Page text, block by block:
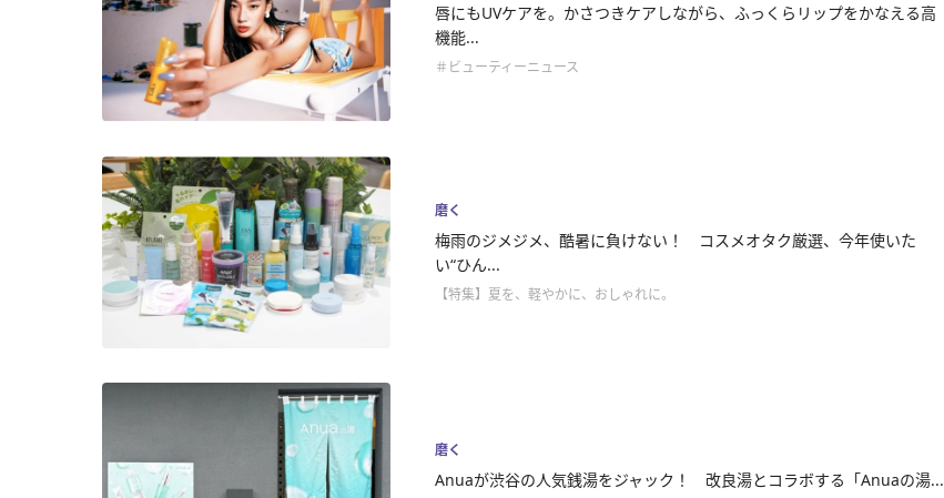
唇にもUVケアを。かさつきケアしながら、ふっくらリップをかなえる高
機能...
＃ビューティーニュース
磨く
梅雨のジメジメ、酷暑に負けない！ コスメオタク厳選、今年使いた
い“ひん...
【特集】夏を、軽やかに、おしゃれに。
磨く
Anuaが渋谷の人気銭湯をジャック！ 改良湯とコラボする「Anuaの湯...